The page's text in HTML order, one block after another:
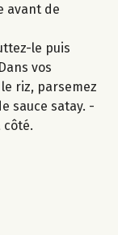
avant de
le puis
vos
riz, parsemez
sauce satay. -
côté.